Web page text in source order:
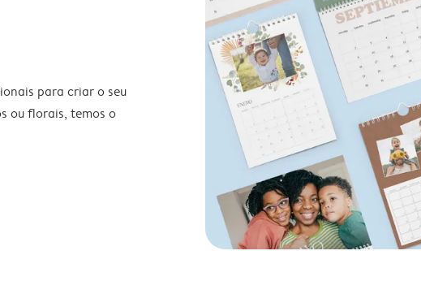
para criar o seu
ou florais, temos o